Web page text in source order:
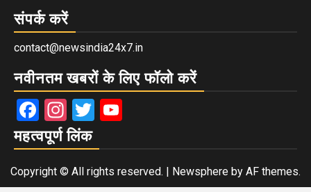
संपर्क करें
contact@newsindia24x7.in
नवीनतम खबरों के लिए फॉलो करें
Facebook
Instagram
Twitter
महत्वपूर्ण लिंक
Copyright © All rights reserved. | Newsphere by AF themes.